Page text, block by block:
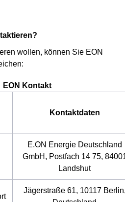
wollen, können Sie EON
EON Kontakt
Kontaktdaten
E.ON Energie Deutschland
GmbH, Postfach 14 75,
Landshut
Jägerstraße 61, 10117